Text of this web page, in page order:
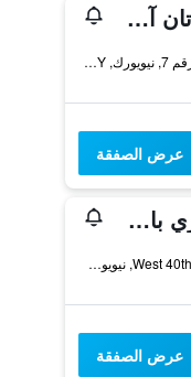
ذا مانهاتان آت تايمز سكوير
790 الجادة رقم 7, نيويورك, NY, الولايات المتحدة الأميريكية
عرض الصفقة
دوبل تري باي هيلتون نيويورك ساحة التايمز ويست
350 West 40th Street, نيويورك, NY, الولايات المتحدة الأميريكية
عرض الصفقة